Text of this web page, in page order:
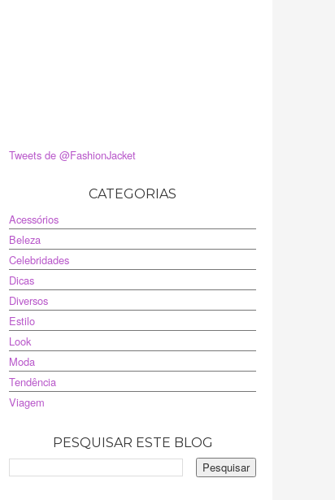
Tweets de @FashionJacket
CATEGORIAS
Acessórios
Beleza
Celebridades
Dicas
Diversos
Estilo
Look
Moda
Tendência
Viagem
PESQUISAR ESTE BLOG